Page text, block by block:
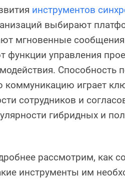
инструментов
выбирают
мгновенные
функции управления
Способность
коммуникацию играет
сотрудников и
гибридных и
рассмотрим, как
инструменты им